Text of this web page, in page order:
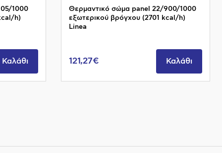
1000
h)
Καλάθι
Θερμαντικό σώμα panel 22/900/1000
εξωτερικού βρόγχου (2701 kcal/h)
Linea
121,27€ Καλάθι